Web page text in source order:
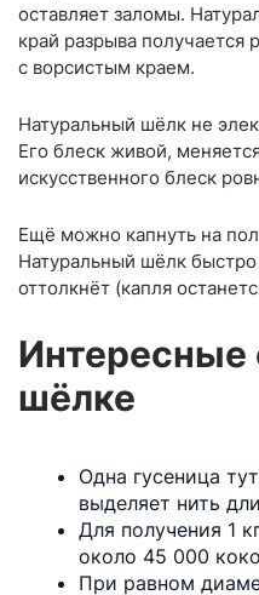
оставляет заломы.
край разрыва получается
с ворсистым краем.
Натуральный шёлк не
Его блеск живой,
искусственного блеск
Ещё можно капнуть на
Натуральный шёлк
оттолкнёт (капля
шёлке
Одна гусеница
выделяет нить
Для получения 1
около 45 000
При равном